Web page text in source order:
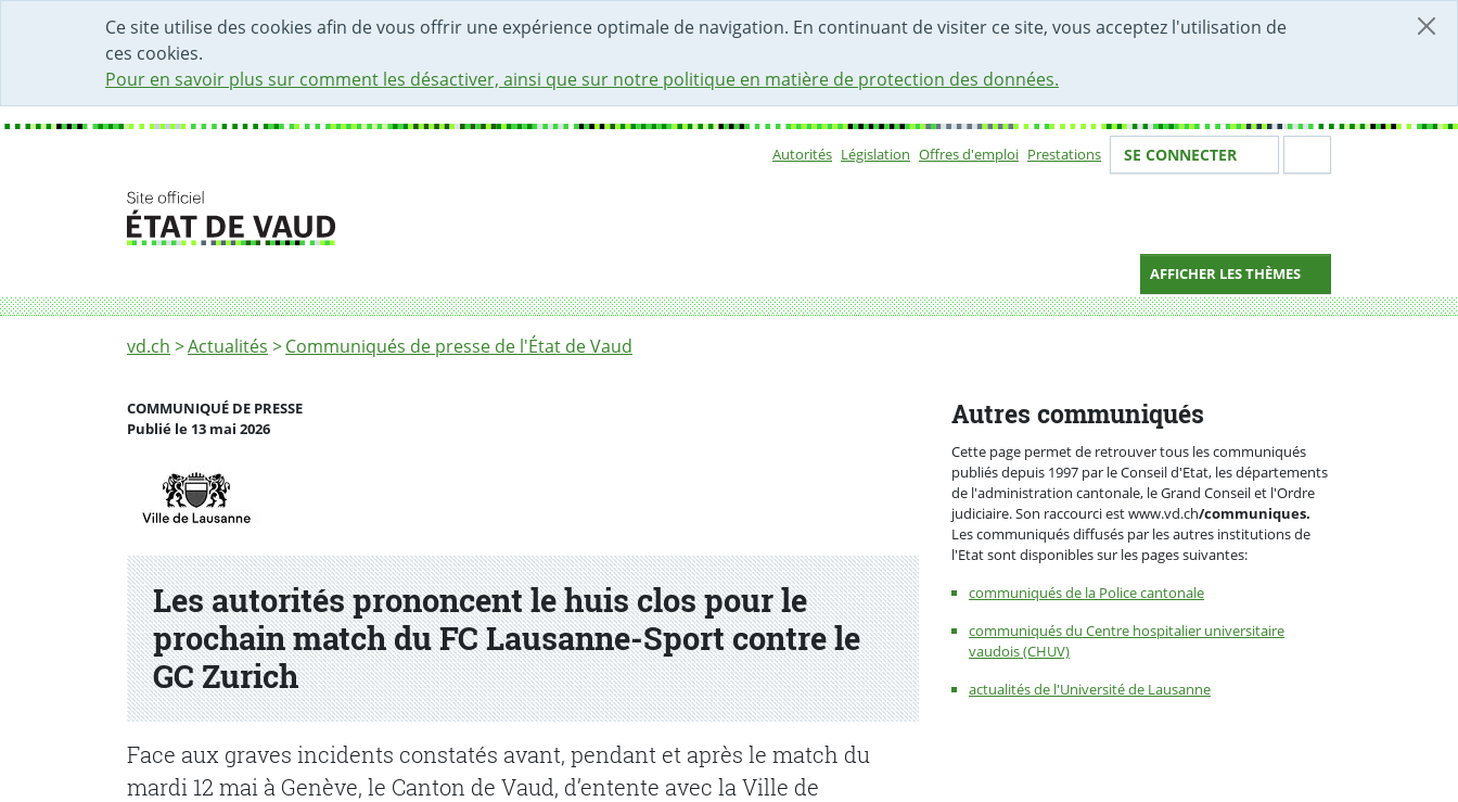
Ce site utilise des cookies afin de vous offrir une expérience optimale de navigation. En continuant de visiter ce site, vous acceptez l'utilisation de
ces cookies.
Pour en savoir plus sur comment les désactiver, ainsi que sur notre politique en matière de protection des données.
DÉBUT DU CONTENU DE LA PAGE
ACCÈS AU CHAMP DE RECHERCHE
PAGE D'ACCUEIL
FORMULAIRE DE CONTACT
Autorités Législation Offres d'emploi Prestations Votre identité
SE CONNECTER
AFFICHER LES THÈMES
Fil d'Ariane
vd.ch Actualités Communiqués de presse de l'État de Vaud
Les autorités prononcent le huis clos pour le prochain match du FC Lausanne-Sport contre le GC Zurich
Les autorités prononcent le huis clos pour le
prochain match du FC Lausanne-Sport contre le
GC Zurich
COMMUNIQUÉ DE PRESSE
Publié le 13 mai 2026
Partenaire(s)
Face aux graves incidents constatés avant, pendant et après le match du
mardi 12 mai à Genève, le Canton de Vaud, d’entente avec la Ville de
Autres communiqués
Cette page permet de retrouver tous les communiqués
publiés depuis 1997 par le Conseil d'Etat, les départements
de l'administration cantonale, le Grand Conseil et l'Ordre
judiciaire. Son raccourci est www.vd.ch/communiques.
Les communiqués diffusés par les autres institutions de
l'Etat sont disponibles sur les pages suivantes:
communiqués de la Police cantonale
communiqués du Centre hospitalier universitaire
vaudois (CHUV)
actualités de l'Université de Lausanne